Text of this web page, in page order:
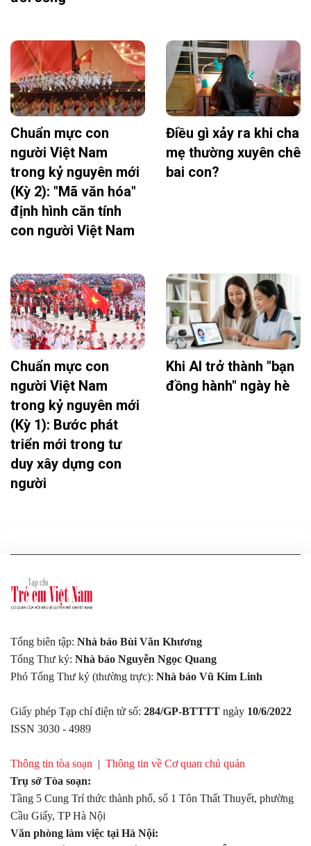
Chuẩn mực con
người Việt Nam
trong kỷ nguyên mới
(Kỳ 2): "Mã văn hóa"
định hình căn tính
con người Việt Nam
Điều gì xảy ra khi cha
mẹ thường xuyên chê
bai con?
Chuẩn mực con
người Việt Nam
trong kỷ nguyên mới
(Kỳ 1): Bước phát
triển mới trong tư
duy xây dựng con
người
Khi AI trở thành "bạn
đồng hành" ngày hè
Tổng biên tập: Nhà báo Bùi Văn Khương
Tổng Thư ký: Nhà báo Nguyễn Ngọc Quang
Phó Tổng Thư ký (thường trực): Nhà báo Vũ Kim Linh
Giấy phép Tạp chí điện tử số: 284/GP-BTTTT ngày 10/6/2022
ISSN 3030 - 4989
Thông tin tòa soạn | Thông tin về Cơ quan chủ quản
Trụ sở Tòa soạn:
Tầng 5 Cung Trí thức thành phố, số 1 Tôn Thất Thuyết, phường
Cầu Giấy, TP Hà Nội
Văn phòng làm việc tại Hà Nội: